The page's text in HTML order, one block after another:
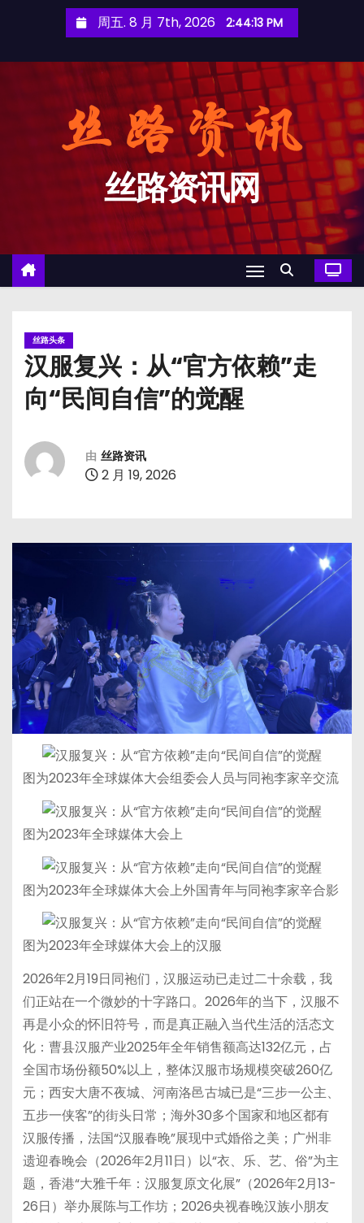
周五. 8 月 7th, 2026 2:44:13 PM
丝路资讯网
丝路头条
汉服复兴：从“官方依赖”走
向“民间自信”的觉醒
由 丝路资讯
2 月 19, 2026
图为2023年全球媒体大会组委会人员与同袍李家辛交流
图为2023年全球媒体大会上
图为2023年全球媒体大会上外国青年与同袍李家辛合影
图为2023年全球媒体大会上的汉服
2026年2月19日同袍们，汉服运动已走过二十余载，我
们正站在一个微妙的十字路口。2026年的当下，汉服不
再是小众的怀旧符号，而是真正融入当代生活的活态文
化：曹县汉服产业2025年全年销售额高达132亿元，占
全国市场份额50%以上，整体汉服市场规模突破260亿
元；西安大唐不夜城、河南洛邑古城已是“三步一公主、
五步一侠客”的街头日常；海外30多个国家和地区都有
汉服传播，法国“汉服春晚”展现中式婚俗之美；广州非
遗迎春晚会（2026年2月11日）以“衣、乐、艺、俗”为主
题，香港“大雅千年：汉服复原文化展”（2026年2月13-
26日）举办展陈与工作坊；2026央视春晚汉族小朋友